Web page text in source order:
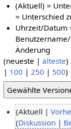
(Aktuell) =
= Unterschied
Uhrzeit/Datum
Änderung
(neueste | älteste)
| 100 | 250 | 500)
Aktuell
Diskussion